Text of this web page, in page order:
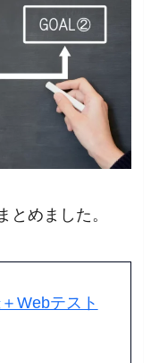
とめました。
Webテスト